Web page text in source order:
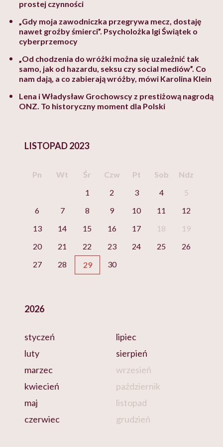
prostej czynności
„Gdy moja zawodniczka przegrywa mecz, dostaję
nawet groźby śmierci”. Psycholożka Igi Świątek o
cyberprzemocy
„Od chodzenia do wróżki można się uzależnić tak
samo, jak od hazardu, seksu czy social mediów”. Co
nam dają, a co zabierają wróżby, mówi Karolina Klein
Lena i Władysław Grochowscy z prestiżową nagrodą
ONZ. To historyczny moment dla Polski
LISTOPAD 2023
Pn Wt Śr Czw Pt Sob
Ndz
1
2 3 4
5
6
7 8 9 10 11
12
13
14 15 16 17 18
19
20
21 22 23 24 25
26
27
28 29 30
2026
styczeń
luty
marzec
kwiecień
maj
czerwiec
lipiec
sierpień
wrzesień
październik
listopad
grudzień